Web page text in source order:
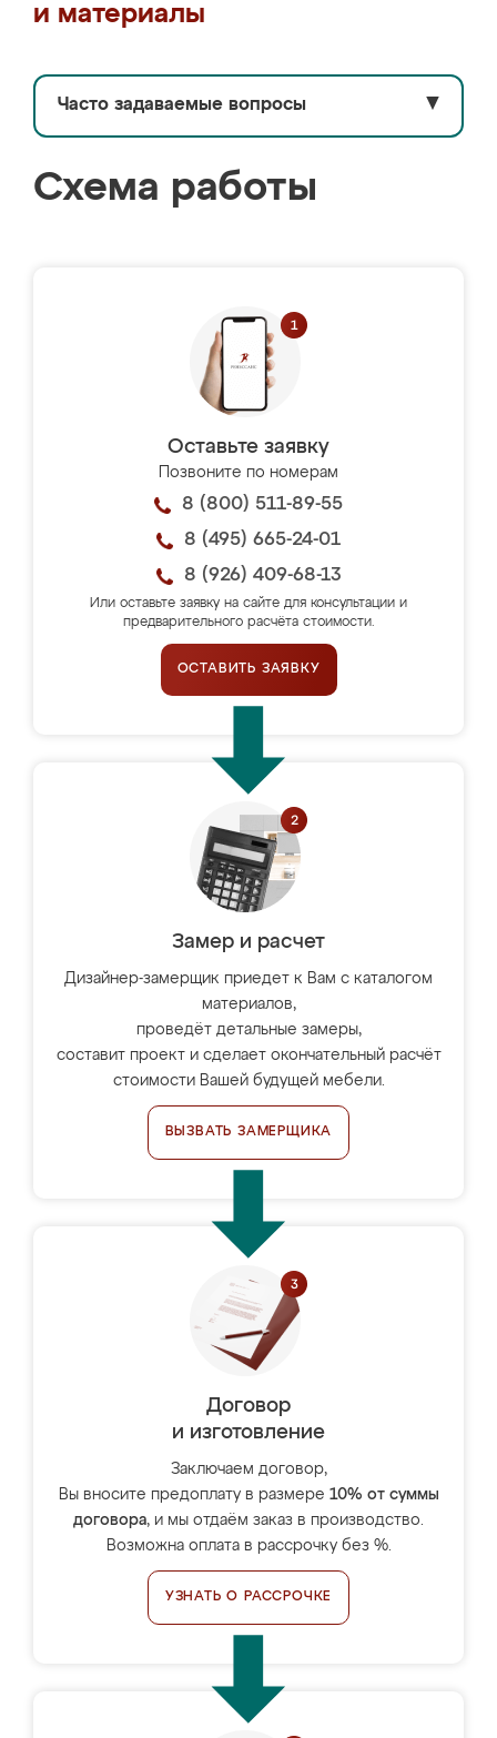
и материалы
Часто задаваемые вопросы ▼
Схема работы
Оставьте заявку
Позвоните по номерам
8 (800) 511-89-55
8 (495) 665-24-01
8 (926) 409-68-13
Или оставьте заявку на сайте для консультации и
предварительного расчёта стоимости.
ОСТАВИТЬ ЗАЯВКУ
Замер и расчет
Дизайнер-замерщик приедет к Вам с каталогом
материалов,
проведёт детальные замеры,
составит проект и сделает окончательный расчёт
стоимости Вашей будущей мебели.
ВЫЗВАТЬ ЗАМЕРЩИКА
Договор
и изготовление
Заключаем договор,
Вы вносите предоплату в размере 10% от суммы
договора, и мы отдаём заказ в производство.
Возможна оплата в рассрочку без %.
УЗНАТЬ О РАССРОЧКЕ